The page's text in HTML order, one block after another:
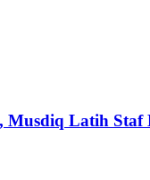
Musdiq Latih